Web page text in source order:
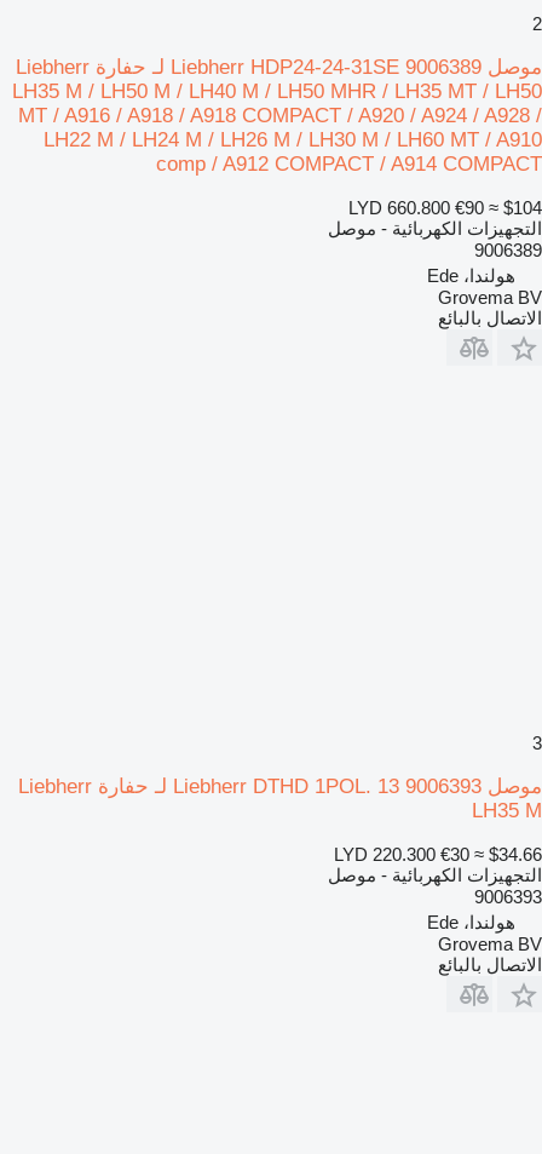
2
موصل Liebherr HDP24-24-31SE 9006389 لـ حفارة Liebherr
LH35 M / LH50 M / LH40 M / LH50 MHR / LH35 MT / LH50
MT / A916 / A918 / A918 COMPACT / A920 / A924 / A928 /
LH22 M / LH24 M / LH26 M / LH30 M / LH60 MT / A910
comp / A912 COMPACT / A914 COMPACT
LYD 660.800 €90 ≈ $104
التجهيزات الكهربائية - موصل
9006389
هولندا، Ede
Grovema BV
الاتصال بالبائع
3
موصل Liebherr DTHD 1POL. 13 9006393 لـ حفارة Liebherr
LH35 M
LYD 220.300 €30 ≈ $34.66
التجهيزات الكهربائية - موصل
9006393
هولندا، Ede
Grovema BV
الاتصال بالبائع